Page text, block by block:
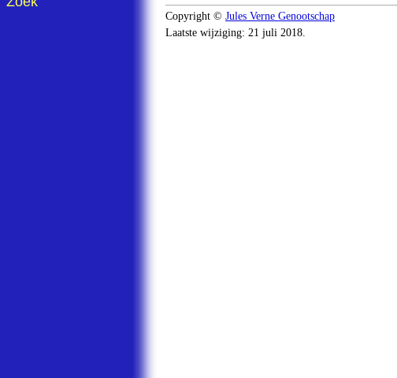
Copyright © Jules Verne Genootschap
Laatste wijziging: 21 juli 2018.